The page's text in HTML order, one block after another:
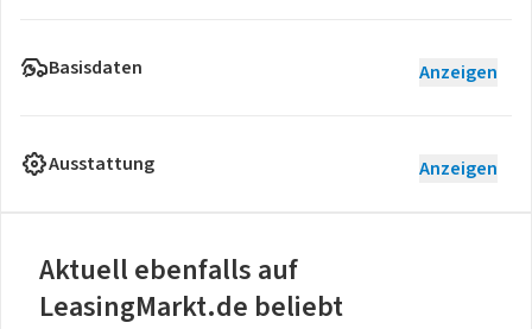
Basisdaten Anzeigen
Ausstattung Anzeigen
Aktuell ebenfalls auf
LeasingMarkt.de beliebt